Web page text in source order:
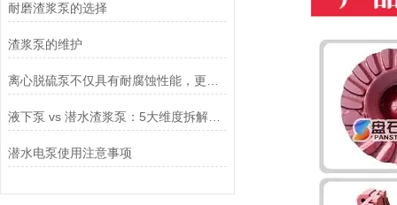
耐磨渣浆泵的选择
渣浆泵的维护
液下泵 vs 潜水渣浆泵：5大维度拆解密封、散热与选型成本
潜水电泵使用注意事项